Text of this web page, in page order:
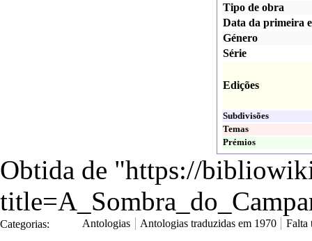
Tipo de obra
Data da primeira
Género
Série
Edições
Subdivisões
Temas
Prémios
Obtida de "https://
Categorias: Antologias Antologias traduzidas em 1970 Falta